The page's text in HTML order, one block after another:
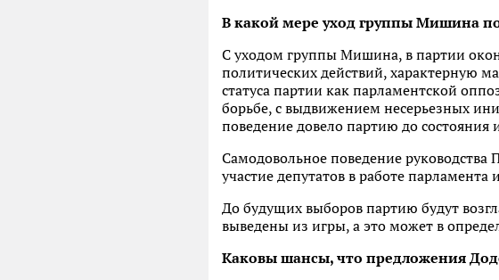
В какой мере уход группы Мишина
С уходом группы Мишина, в партии
политических действий, характерную
статуса партии как парламентской
борьбе, с выдвижением несерьезных
поведение довело партию до состояния
Самодовольное поведение
участие депутатов в работе
До будущих выборов партию будут
выведены из игры, а это может в
Каковы шансы, что предложения